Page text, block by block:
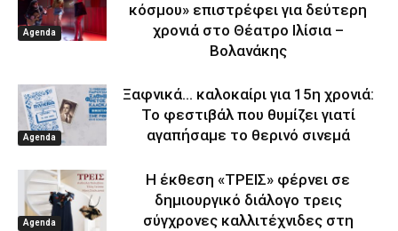
Agenda
κόσμου» επιστρέφει για δεύτερη
χρονιά στο Θέατρο Ιλίσια –
Βολανάκης
Agenda
Ξαφνικά… καλοκαίρι για 15η χρονιά:
Το φεστιβάλ που θυμίζει γιατί
αγαπήσαμε το θερινό σινεμά
Agenda
Η έκθεση «ΤΡΕΙΣ» φέρνει σε
δημιουργικό διάλογο τρεις
σύγχρονες καλλιτέχνιδες στη